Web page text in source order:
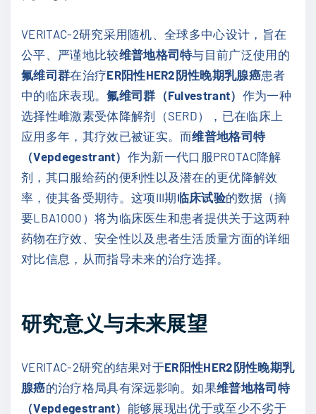
VERITAC-2研究采用随机、全球多中心设计，旨在
公平、严谨地比较维普地格司特与目前广泛使用的
氟维司群在治疗ER阳性HER2阴性晚期乳腺癌患者
中的临床表现。氟维司群（Fulvestrant） 作为一种
选择性雌激素受体降解剂（SERD），已在临床上
应用多年，其疗效已被证实。而维普地格司特
（Vepdegestrant） 作为新一代口服PROTAC降解
剂，其口服给药的便利性以及潜在的更优降解效
率，使其备受期待。这项III期临床试验的数据（摘
要LBA1000）将为临床医生和患者提供关于这两种
药物在疗效、安全性以及患者生活质量方面的详细
对比信息，从而指导未来的治疗选择。
研究意义与未来展望
VERITAC-2研究的结果对于ER阳性HER2阴性晚期乳
腺癌的治疗格局具有深远影响。如果维普地格司特
（Vepdegestrant） 能够展现出优于或至少不劣于